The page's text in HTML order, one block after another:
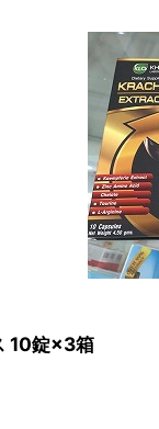
10錠×3箱